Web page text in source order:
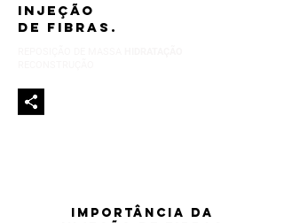
INJEÇÃO
DE FIBRAS.
IMPORTÂNCIA DA